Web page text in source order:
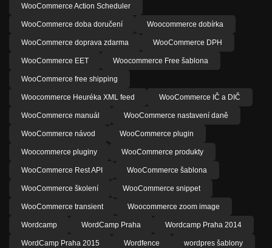
WooCommerce Action Scheduler
WooCommerce doba doručení Woocommerce dobírka
WooCommerce doprava zdarma WooCommerce DPH
WooCommerce EET Woocommerce Free šablona
WooCommerce free shipping
Woocommerce Heuréka XML feed WooCommerce IČ a DIČ
WooCommerce manuál WooCommerce nastavení daně
WooCommerce návod WooCommerce plugin
Woocommerce pluginy WooCommerce produkty
WooCommerce Rest API WooCommerce šablona
WooCommerce školení WooCommerce snippet
WooCommerce transient Woocommerce zoom image
Wordcamp WordCamp Praha Wordcamp Praha 2014
WordCamp Praha 2015 Wordfence wordpres šablony